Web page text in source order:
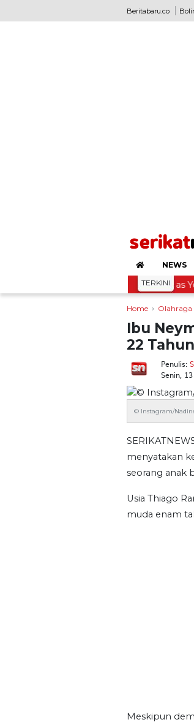
Beritabaru.co
NEWS
TERKINI
Bapas
Home Olahraga
Ibu
22 Tahun
Penulis:
Senin,
© Instagram/
menyatakan
seorang anak
Usia Thiago
muda enam
Meskipun